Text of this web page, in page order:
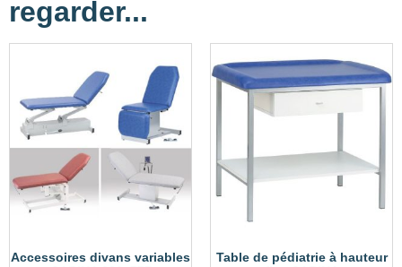
regarder...
Accessoires divans variables
Table de pédiatrie à hauteur